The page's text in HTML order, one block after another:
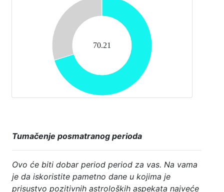
70.21
Tumačenje posmatranog perioda
Ovo će biti dobar period period za vas. Na vama
je da iskoristite pametno dane u kojima je
prisustvo pozitivnih astroloških aspekata najveće